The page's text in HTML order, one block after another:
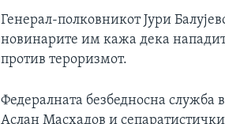
Генерал-полковникот Јури
новинарите им кажа дека
против тероризмот.
Федералната безбедносна служба
Аслан Масхадов и